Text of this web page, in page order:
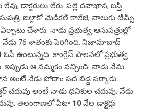
డాక్టరులు లేరు. పల్లె దవాఖాన, బస్తీ
జిల్లాకో మెడికల్ కాలేజీ, నాలుగు టిమ్స్
చేశారు. నాడు ప్రభుత్వ ఆసుపత్రుల్లో
నేడు 76 శాతంకు పెరిగింది. నిజామాబాద్
ఓపీ ఉంటున్నది. కాంగ్రెస్ పాలనలో ప్రభుత్వ
ఇప్పుడు ఆ నమ్మకం వచ్చింది. నాడు నేను
అంటే నేడు పోదాం పద బిడ్డ సర్కారు
చదువు అంటే నాడు ధనికుల చదువు. నేడు
తెలంగాణలో ఏటా 10 వేల డాక్టర్లు